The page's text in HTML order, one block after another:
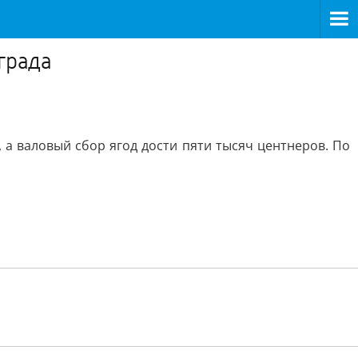
валовый сбор ягод дости пяти тысяч центнеров. По